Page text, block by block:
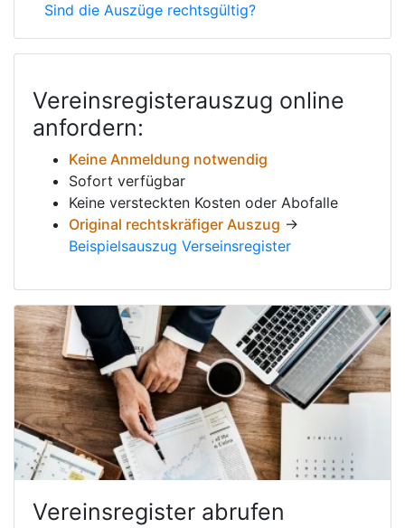
Sind die Auszüge rechtsgültig?
Vereinsregisterauszug online
anfordern:
Keine Anmeldung notwendig
Sofort verfügbar
Keine versteckten Kosten oder Abofalle
Original rechtskräfiger Auszug →
Beispielsauszug Verseinsregister
Vereinsregister abrufen